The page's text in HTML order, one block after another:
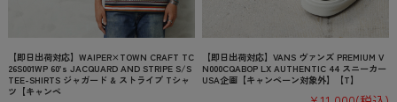
【即日出荷対応】WAIPER×TOWN CRAFT TC
26S001WP 60’s JACQUARD AND STRIPE S/S
TEE-SHIRTS ジャガード & ストライプ Tシャ
ツ【キャンペ
【即日出荷対応】VANS ヴァンズ PREMIUM V
N000CQABOP LX AUTHENTIC 44 スニーカー
USA企画【キャンペーン対象外】【T】